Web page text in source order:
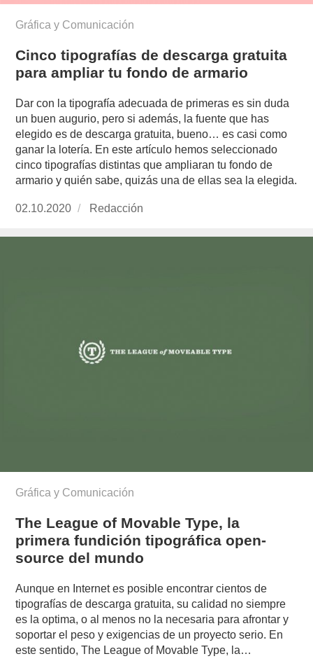
Gráfica y Comunicación
Cinco tipografías de descarga gratuita
para ampliar tu fondo de armario
Dar con la tipografía adecuada de primeras es sin duda
un buen augurio, pero si además, la fuente que has
elegido es de descarga gratuita, bueno… es casi como
ganar la lotería. En este artículo hemos seleccionado
cinco tipografías distintas que ampliaran tu fondo de
armario y quién sabe, quizás una de ellas sea la elegida.
Publicado
02.10.2020 https://www.experimenta.es/author/redaccion/
Redacción
Gráfica y Comunicación
The League of Movable Type, la
primera fundición tipográfica open-
source del mundo
Aunque en Internet es posible encontrar cientos de
tipografías de descarga gratuita, su calidad no siempre
es la optima, o al menos no la necesaria para afrontar y
soportar el peso y exigencias de un proyecto serio. En
este sentido, The League of Movable Type, la…